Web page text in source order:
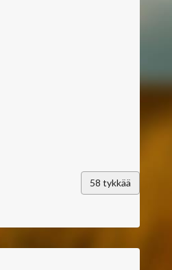
58 tykkää